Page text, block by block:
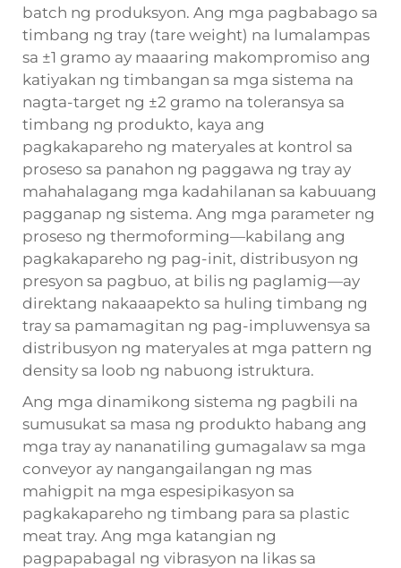
batch ng produksyon. Ang mga pagbabago sa
timbang ng tray (tare weight) na lumalampas
sa ±1 gramo ay maaaring makompromiso ang
katiyakan ng timbangan sa mga sistema na
nagta-target ng ±2 gramo na toleransya sa
timbang ng produkto, kaya ang
pagkakapareho ng materyales at kontrol sa
proseso sa panahon ng paggawa ng tray ay
mahahalagang mga kadahilanan sa kabuuang
pagganap ng sistema. Ang mga parameter ng
proseso ng thermoforming—kabilang ang
pagkakapareho ng pag-init, distribusyon ng
presyon sa pagbuo, at bilis ng paglamig—ay
direktang nakaaapekto sa huling timbang ng
tray sa pamamagitan ng pag-impluwensya sa
distribusyon ng materyales at mga pattern ng
density sa loob ng nabuong istruktura.
Ang mga dinamikong sistema ng pagbili na
sumusukat sa masa ng produkto habang ang
mga tray ay nananatiling gumagalaw sa mga
conveyor ay nangangailangan ng mas
mahigpit na mga espesipikasyon sa
pagkakapareho ng timbang para sa plastic
meat tray. Ang mga katangian ng
pagpapabagal ng vibrasyon na likas sa